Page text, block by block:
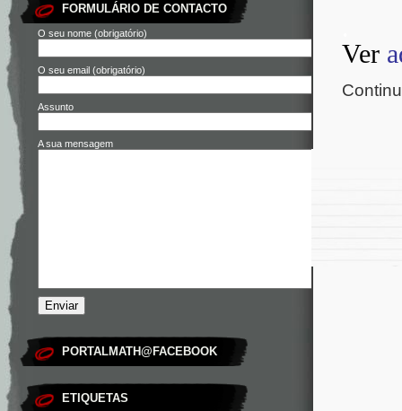
FORMULÁRIO DE CONTACTO
O seu nome (obrigatório)
O seu email (obrigatório)
Assunto
A sua mensagem
PORTALMATH@FACEBOOK
ETIQUETAS
Ver